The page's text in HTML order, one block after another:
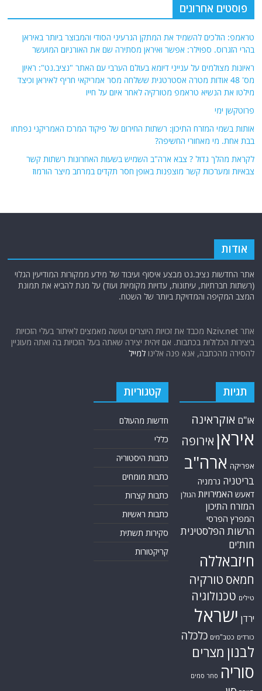
פוסטים אחרונים
טראמפ: הולכים להשמיד את המתקן הגרעיני הסודי והמבוצר ביותר באיראן
בהרי הזגרוס. ספוילר: אפשר ואיראן מסתירה שם את האורניום המועשר
ראיונות מצולמים על ענייני דיומא בעולם הערבי עם האתר "נציב.נט": ראיון
מס' 48 אודות מטרה אסטרטגית ששלחה מסר אמריקאי חריף לאיראן וכיצד
מילטו את הנשיא טראמפ מטורקיה לאחר איום על חייו
פרוטקשן ימי
אותות בשמי המזרח התיכון: רשתות החירום של פיקוד המרכז האמריקני נפתחו
בבת אחת. מי מאחורי החשיפה?
לקראת מהלך גדול ? צבא ארה"ב השמיש בשעות האחרונות רשתות קשר
צבאיות ומערכות קשר מוצפנות באופן חסר תקדים במרחב מיצר הורמוז
אודות
אתר החדשות נציב.נט מבצע איסוף ועיבוד של מידע ממקורות המודיעין הגלוי
(רשתות חברתיות, עיתונות, עדויות מקומיות ועוד) על מנת להביא את תמונת
המצב המקיפה והמדויקת ביותר של השטח.
אתר Nziv.net מכבד את זכויות היוצרים ועושה מאמצים לאיתור בעלי הזכויות
ביצירות הכלולות בכתבות. אם זיהית יצירה שאתה בעל הזכויות בה ואתה מעוניין
להסירה מהכתבה, אנא פנה אלינולמייל
תגיות
או"ם אוקראינה
איראן אירופה
אפריקה ארה"ב
בריטניה גרמניה
דאעש האמירויות הגולן
המזרח התיכון
המפרץ הפרסי
הרשות הפלסטינית
חות'ים
חיזבאללה
חמאס טורקיה
טילים טכנולוגיה
ירדן ישראל
כורדים כטב"מים כלכלה
לבנון מצרים
סוריה סחר סמים
קטגוריות
חדשות מהעולם
כללי
כתבות היסטוריה
כתבות מומחים
כתבות קצרות
כתבות ראשיות
סקירות תשתית
קריקטורות